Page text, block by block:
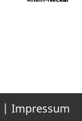
Impressum